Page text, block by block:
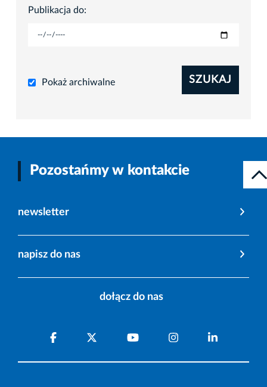
Publikacja do:
Pokaż archiwalne SZUKAJ
Pozostańmy w kontakcie
newsletter
napisz do nas
dołącz do nas